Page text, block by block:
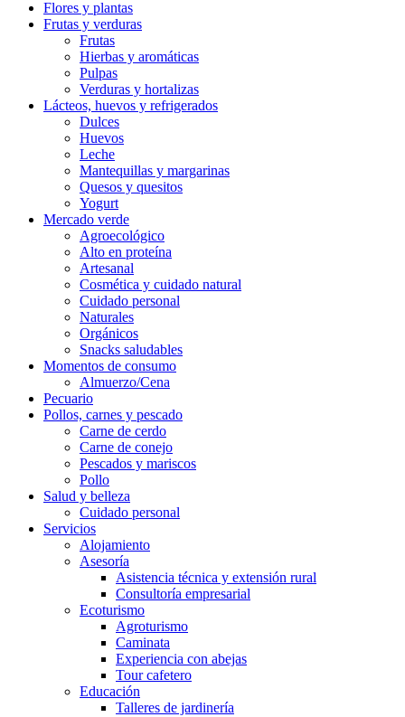
Flores y plantas
Frutas y verduras
Frutas
Hierbas y aromáticas
Pulpas
Verduras y hortalizas
Lácteos, huevos y refrigerados
Dulces
Huevos
Leche
Mantequillas y margarinas
Quesos y quesitos
Yogurt
Mercado verde
Agroecológico
Alto en proteína
Artesanal
Cosmética y cuidado natural
Cuidado personal
Naturales
Orgánicos
Snacks saludables
Momentos de consumo
Almuerzo/Cena
Pecuario
Pollos, carnes y pescado
Carne de cerdo
Carne de conejo
Pescados y mariscos
Pollo
Salud y belleza
Cuidado personal
Servicios
Alojamiento
Asesoría
Asistencia técnica y extensión rural
Consultoría empresarial
Ecoturismo
Agroturismo
Caminata
Experiencia con abejas
Tour cafetero
Educación
Talleres de jardinería